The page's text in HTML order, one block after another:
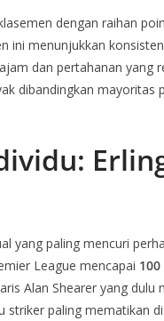
dengan raihan
ini menunjukkan
dan pertahanan yang
dibandingkan
yang paling mencuri
League mencapai
Alan Shearer yang
striker paling mematikan